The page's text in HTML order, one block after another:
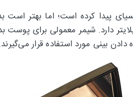
پیدا کرده است؛ اما بهتر است
دارد. شیمر معمولی برای پوست
بینی مورد استفاده قرار می‌گیرند.